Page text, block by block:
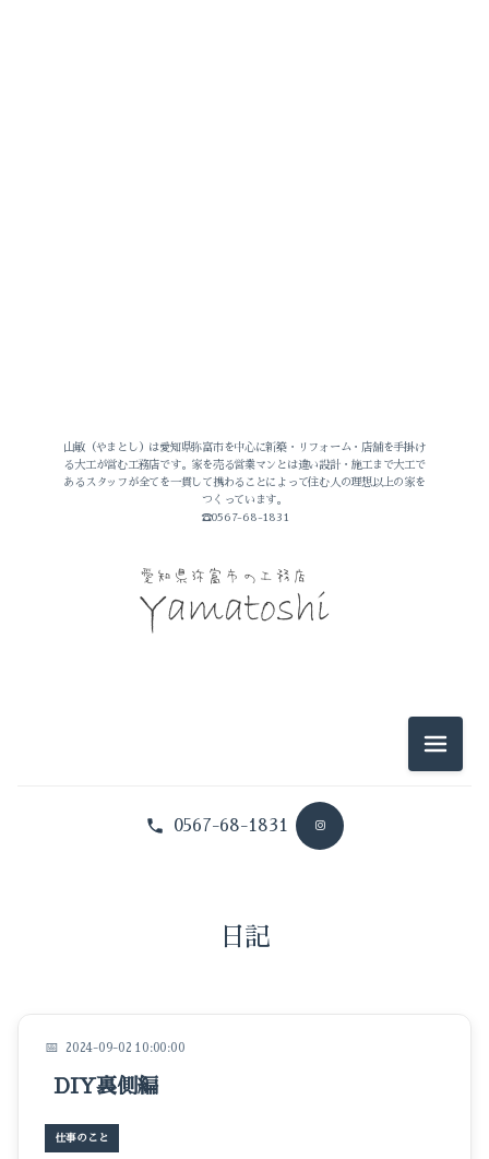
山敏のこと
仕事のこと
0567-68-1831
山敏（やまとし）は愛知県弥富市を中心に新築・リフォーム・店舗を手掛け
る大工が営む工務店です。家を売る営業マンとは違い設計・施工まで大工で
あるスタッフが全てを一貫して携わることによって住む人の理想以上の家を
つくっています。
☎0567-68-1831
山敏のこと
メニュ
日記
2024-09-02 10:00:00
DIY裏側編
仕事のこと